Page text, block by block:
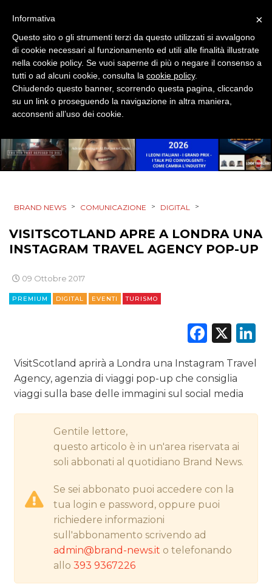
EVENTI
MOBILE
PROMOZIONI
PRODOTTI
CSR
STRATEGIE
CINEMA
ESTERNA
RADIO / AUDIO
RICERCHE
BRAND NEWS > COMUNICAZIONE > DIGITAL >
VISITSCOTLAND APRE A LONDRA UNA
INSTAGRAM TRAVEL AGENCY POP-UP
09 Ottobre 2017
PREMIUM DIGITAL EVENTI TURISMO
X
VisitScotland aprirà a Londra una Instagram Travel
Agency, agenzia di viaggi pop-up che consiglia
viaggi sulla base delle immagini sul social media
Gentile lettore,
questo articolo è in un'area riservata ai
soli abbonati al quotidiano Brand News.
Se sei abbonato puoi accedere con la
tua login e password, oppure puoi
richiedere informazioni
sull'abbonamento scrivendo ad
admin@brand-news.it o telefonando
allo393 9367226
×
Informativa
Questo sito o gli strumenti terzi da questo utilizzati si avvalgono
di cookie necessari al funzionamento ed utili alle finalità illustrate
nella cookie policy. Se vuoi saperne di più o negare il consenso a
tutti o ad alcuni cookie, consulta la cookie policy.
Chiudendo questo banner, scorrendo questa pagina, cliccando
su un link o proseguendo la navigazione in altra maniera,
acconsenti all’uso dei cookie.